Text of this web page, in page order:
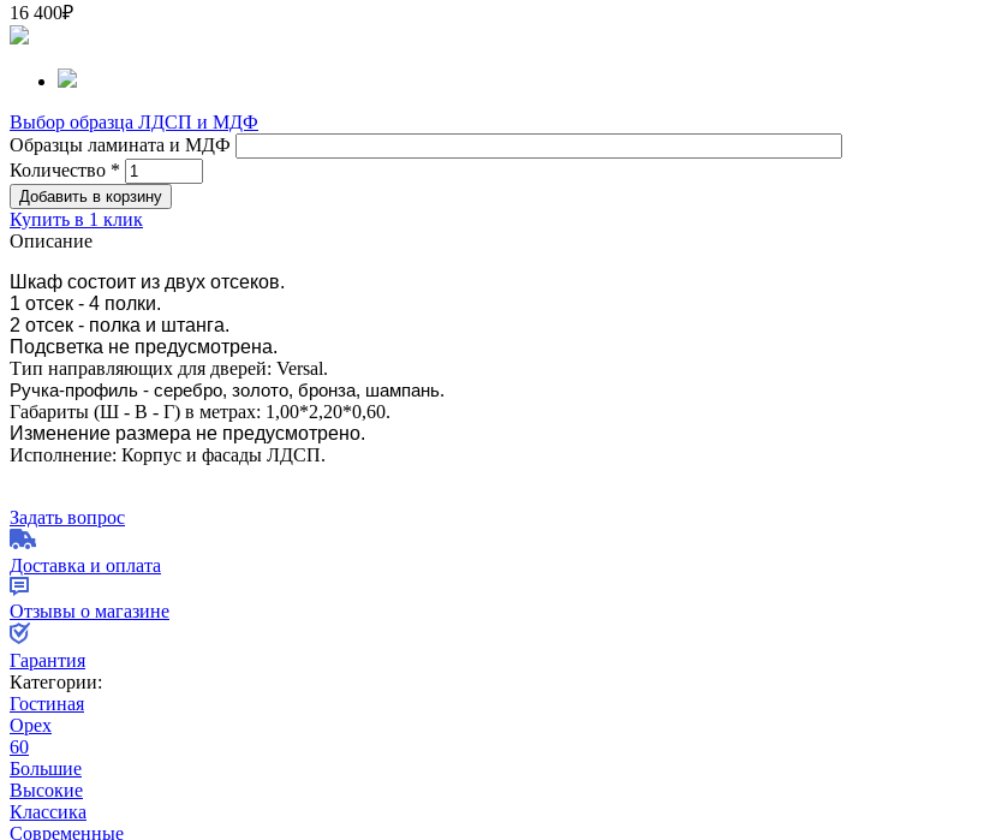
16 400₽
Выбор образца ЛДСП и МДФ
Образцы ламината и МДФ
Количество *
Купить в 1 клик
Описание
Шкаф состоит из двух отсеков.
1 отсек - 4 полки.
2 отсек - полка и штанга.
Подсветка не предусмотрена.
Тип направляющих для дверей: Versal.
Ручка-профиль - серебро, золото, бронза, шампань.
Габариты (Ш - В - Г) в метрах: 1,00*2,20*0,60.
Изменение размера не предусмотрено.
Исполнение: Корпус и фасады ЛДСП.
Задать вопрос
Доставка и оплата
Отзывы о магазине
Гарантия
Категории:
Гостиная
Орех
60
Большие
Высокие
Классика
Современные